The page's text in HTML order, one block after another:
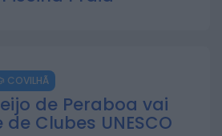
COVILHÃ
de Peraboa vai
Clubes UNESCO